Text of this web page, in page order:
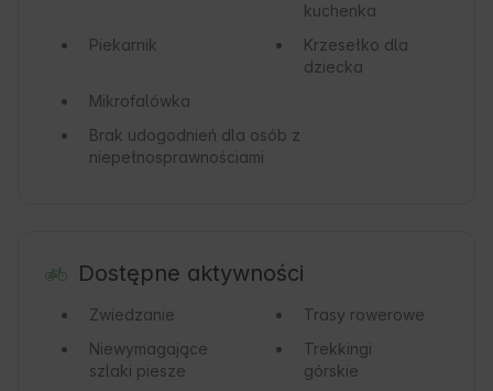
kuchenka
Piekarnik
Krzesełko dla
dziecka
Mikrofalówka
Brak udogodnień dla osób z
niepełnosprawnościami
Dostępne aktywności
Zwiedzanie
Trasy rowerowe
Niewymagające
szlaki piesze
Trekkingi
górskie